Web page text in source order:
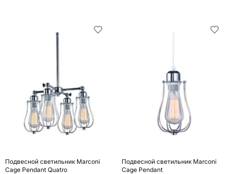
Подвесной светильник Marconi
Cage Pendant Quatro
Подвесной светильник Marconi
Cage Pendant